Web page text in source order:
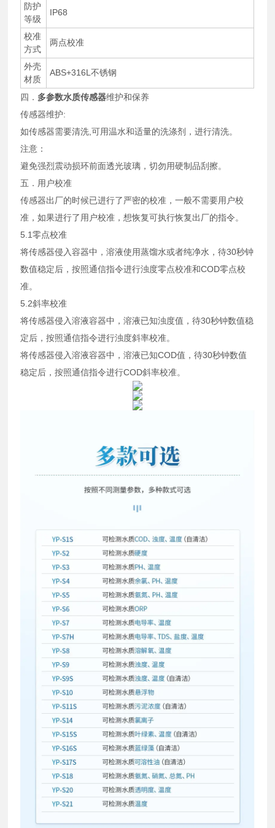
防护
等级
IP68
校准
方式
两点校准
外壳
材质
ABS+316L不锈钢
四． 多参数水质传感器维护和保养
传感器维护:
如传感器需要清洗,可用温水和适量的洗涤剂，进行清洗。
注意：
避免强烈震动损环前面透光玻璃，切勿用硬制品刮擦。
五．用户校准
传感器出厂的时候已进行了严密的校准，一般不需要用户校
准，如果进行了用户校准，想恢复可执行恢复出厂的指令。
5.1零点校准
将传感器侵入容器中，溶液使用蒸馏水或者纯净水，待30秒钟
数值稳定后，按照通信指令进行浊度零点校准和COD零点校
准。
5.2斜率校准
将传感器侵入溶液容器中，溶液已知浊度值，待30秒钟数值稳
定后，按照通信指令进行浊度斜率校准。
将传感器侵入溶液容器中，溶液已知COD值，待30秒钟数值
稳定后，按照通信指令进行COD斜率校准。